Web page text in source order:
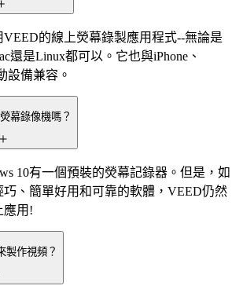
的線上熒幕錄製應用程式--無論是
還是Linux都可以。它也與iPhone、
設備兼容。
幕錄像機嗎？
10有一個預裝的熒幕記錄器。但是，如
巧、簡單好用和可靠的軟體，VEED仍然
應用!
製作視頻？